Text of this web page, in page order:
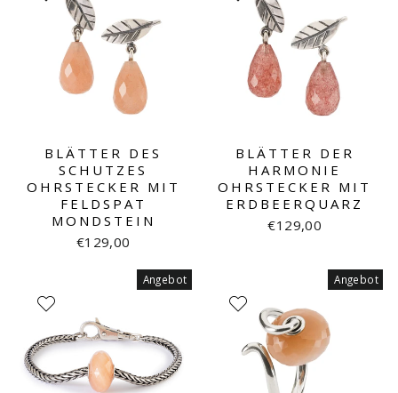
BLÄTTER DES
SCHUTZES
OHRSTECKER MIT
FELDSPAT
MONDSTEIN
€129,00
BLÄTTER DER
HARMONIE
OHRSTECKER MIT
ERDBEERQUARZ
€129,00
Angebot Angebot